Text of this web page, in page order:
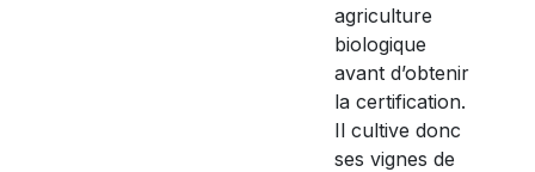
agriculture
biologique
avant d’obtenir
la certification.
Il cultive donc
ses vignes de